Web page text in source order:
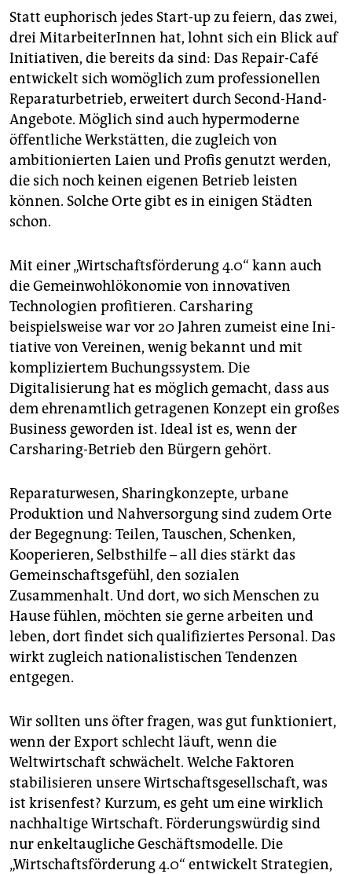
Statt euphorisch jedes Start-up zu feiern, das zwei,
drei MitarbeiterInnen hat, lohnt sich ein Blick auf
Initiativen, die bereits da sind: Das Repair-Café
entwickelt sich womöglich zum professionellen
Reparaturbetrieb, erweitert durch Second-Hand-
Angebote. Möglich sind auch hypermoderne
öffentliche Werkstätten, die zugleich von
ambitionierten Laien und Profis genutzt werden,
die sich noch keinen eigenen Betrieb leisten
können. Solche Orte gibt es in einigen Städten
schon.
Mit einer „Wirtschaftsförderung 4.0“ kann auch
die Gemeinwohlökonomie von innovativen
Technologien profitieren. Carsharing
beispielsweise war vor 20 Jahren zumeist eine Ini­
tiative von Vereinen, wenig bekannt und mit
kompliziertem Buchungssystem. Die
Digitalisierung hat es möglich gemacht, dass aus
dem ehrenamtlich getragenen Konzept ein großes
Business geworden ist. Ideal ist es, wenn der
Carsharing-Betrieb den Bürgern gehört.
Reparaturwesen, Sharingkonzepte, urbane
Produktion und Nahversorgung sind zudem Orte
der Begegnung: Teilen, Tauschen, Schenken,
Kooperieren, Selbsthilfe – all dies stärkt das
Gemeinschaftsgefühl, den sozialen
Zusammenhalt. Und dort, wo sich Menschen zu
Hause fühlen, möchten sie gerne arbeiten und
leben, dort findet sich qualifiziertes Personal. Das
wirkt zugleich nationalistischen Tendenzen
entgegen.
Wir sollten uns öfter fragen, was gut funktioniert,
wenn der Export schlecht läuft, wenn die
Weltwirtschaft schwächelt. Welche Faktoren
stabilisieren unsere Wirtschaftsgesellschaft, was
ist krisenfest? Kurzum, es geht um eine wirklich
nachhaltige Wirtschaft. Förderungswürdig sind
nur enkeltaugliche Geschäftsmodelle. Die
„Wirtschaftsförderung 4.0“ entwickelt Strategien,